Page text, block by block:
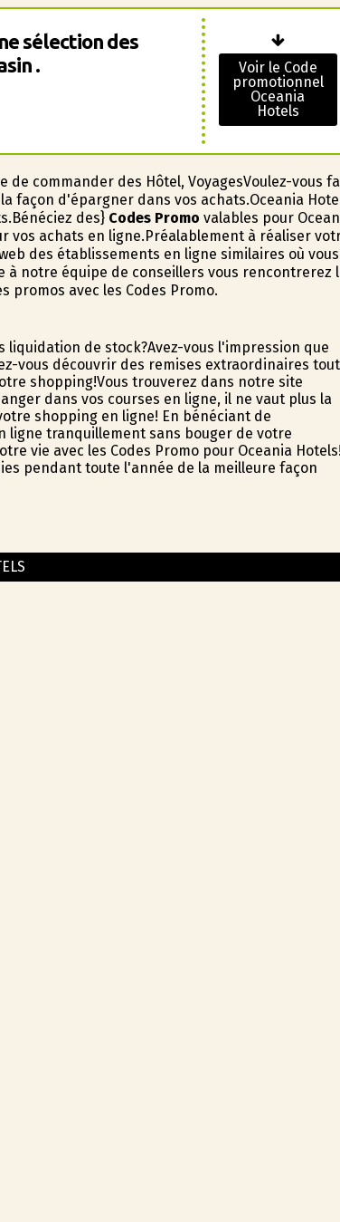
sélection des
.
Voir le Code
promotionnel
Oceania
Hotels
commander des Hôtel, VoyagesVoulez-vous
façon d'épargner dans vos achats.Oceania
des} Codes Promo valables pour
vos achats en ligne.Préalablement à réaliser
des établissements en ligne similaires où vous
à notre équipe de conseillers vous rencontrerez
promos avec les Codes Promo.
de stock?Avez-vous l'impression que
vous découvrir des remises extraordinaires
shopping!Vous trouverez dans notre site
dans vos courses en ligne, il ne vaut plus la
shopping en ligne! En bénéficiant de
ligne tranquillement sans bouger de votre
vie avec les Codes Promo pour Oceania
pendant toute l'année de la meilleure façon